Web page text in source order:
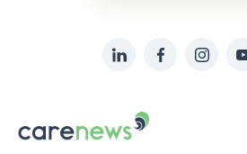
sur:
LinkedInFacebook
Carenews,
Le